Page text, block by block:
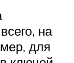
на
для